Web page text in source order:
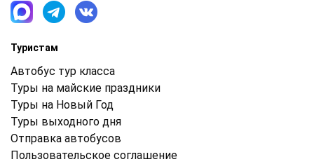
Туристам
Автобус тур класса
Туры на майские праздники
Туры на Новый Год
Туры выходного дня
Отправка автобусов
Пользовательское соглашение